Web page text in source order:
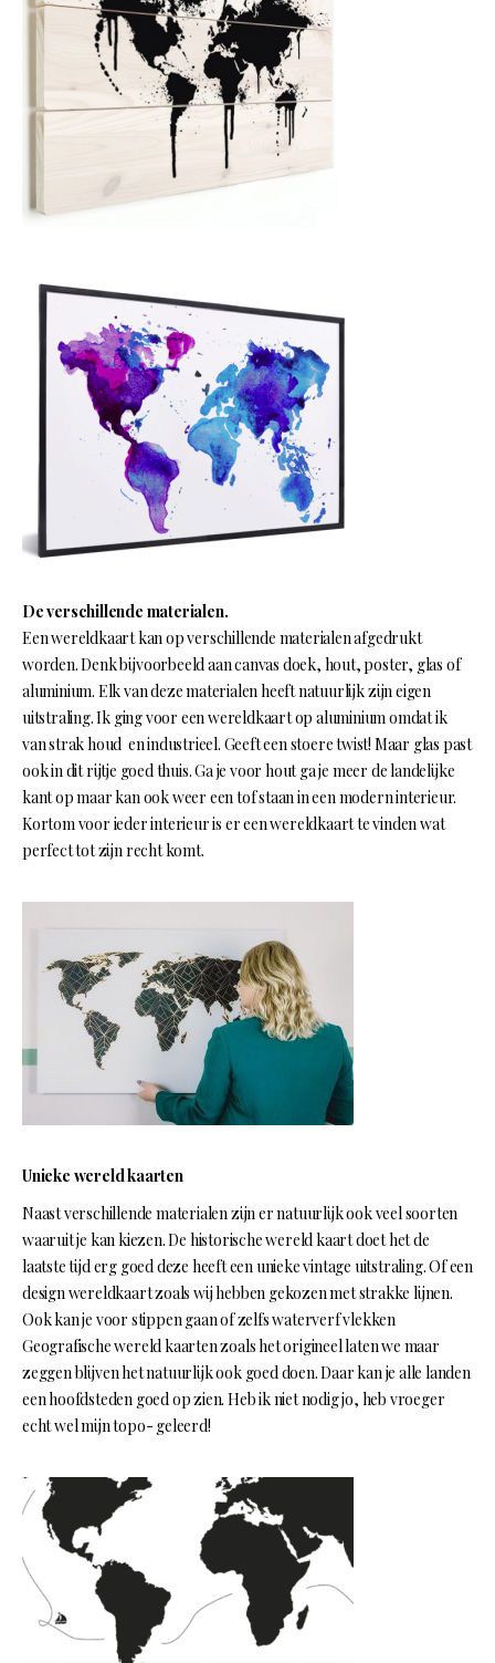
De verschillende materialen.
Een wereldkaart kan op verschillende materialen afgedrukt
worden. Denk bijvoorbeeld aan canvas doek, hout, poster, glas of
aluminium. Elk van deze materialen heeft natuurlijk zijn eigen
uitstraling. Ik ging voor een wereldkaart op aluminium omdat ik
van strak houd en industrieel. Geeft een stoere twist! Maar glas past
ook in dit rijtje goed thuis. Ga je voor hout ga je meer de landelijke
kant op maar kan ook weer een tof staan in een modern interieur.
Kortom voor ieder interieur is er een wereldkaart te vinden wat
perfect tot zijn recht komt.
Unieke wereld kaarten
Naast verschillende materialen zijn er natuurlijk ook veel soorten
waaruit je kan kiezen. De historische wereld kaart doet het de
laatste tijd erg goed deze heeft een unieke vintage uitstraling. Of een
design wereldkaart zoals wij hebben gekozen met strakke lijnen.
Ook kan je voor stippen gaan of zelfs waterverf vlekken
Geografische wereld kaarten zoals het origineel laten we maar
zeggen blijven het natuurlijk ook goed doen. Daar kan je alle landen
een hoofdsteden goed op zien. Heb ik niet nodig jo, heb vroeger
echt wel mijn topo- geleerd!